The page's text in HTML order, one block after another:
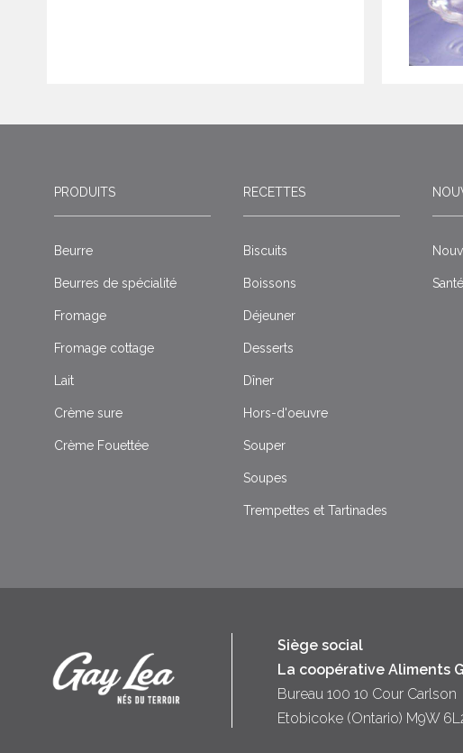
PRODUITS
Beurre
Beurres de spécialité
Fromage
Fromage cottage
Lait
Crème sure
Crème Fouettée
RECETTES
Biscuits
Boissons
Déjeuner
Desserts
Dîner
Hors-d'oeuvre
Souper
Soupes
Trempettes et Tartinades
Siège social
La coopérative Aliments
Bureau 100 10 Cour Carlson
Etobicoke (Ontario) M9W